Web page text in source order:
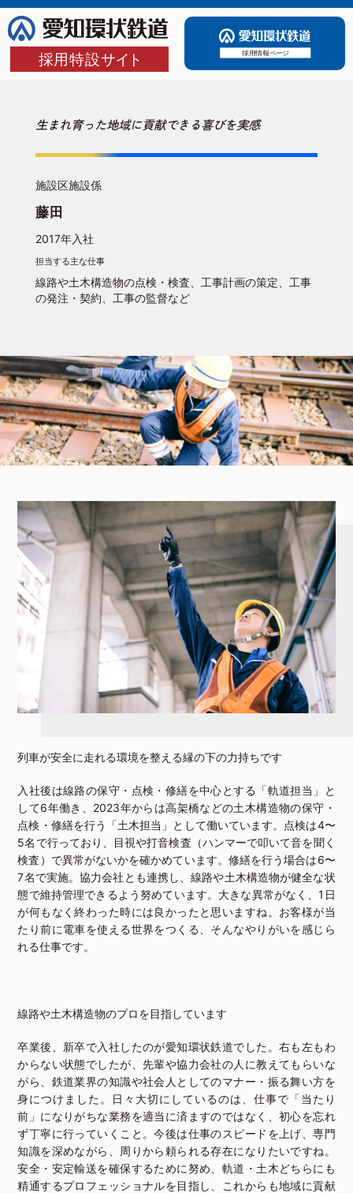
生まれ育った地域に貢献できる喜びを実感
施設区施設係
藤田
2017年入社
担当する主な仕事
線路や土木構造物の点検・検査、工事計画の策定、工事
の発注・契約、工事の監督など
列車が安全に走れる環境を整える縁の下の力持ちです
入社後は線路の保守・点検・修繕を中心とする「軌道担当」と
して6年働き、2023年からは高架橋などの土木構造物の保守・
点検・修繕を行う「土木担当」として働いています。点検は4〜
5名で行っており、目視や打音検査（ハンマーで叩いて音を聞く
検査）で異常がないかを確かめています。修繕を行う場合は6〜
7名で実施。協力会社とも連携し、線路や土木構造物が健全な状
態で維持管理できるよう努めています。大きな異常がなく、1日
が何もなく終わった時には良かったと思いますね。お客様が当
たり前に電車を使える世界をつくる、そんなやりがいを感じら
れる仕事です。
線路や土木構造物のプロを目指しています
卒業後、新卒で入社したのが愛知環状鉄道でした。右も左もわ
からない状態でしたが、先輩や協力会社の人に教えてもらいな
がら、鉄道業界の知識や社会人としてのマナー・振る舞い方を
身につけました。日々大切にしているのは、仕事で「当たり
前」になりがちな業務を適当に済ますのではなく、初心を忘れ
ず丁寧に行っていくこと。今後は仕事のスピードを上げ、専門
知識を深めながら、周りから頼られる存在になりたいですね。
安全・安定輸送を確保するために努め、軌道・土木どちらにも
精通するプロフェッショナルを目指し、これからも地域に貢献